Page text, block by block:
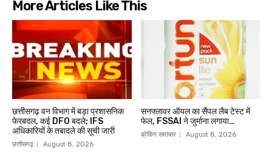
More Articles Like This
छत्तीसगढ़ वन विभाग में बड़ा प्रशासनिक
फेरबदल, कई DFO बदले; IFS
अधिकारियों के तबादले की सूची जारी
छत्तीसगढ़ August 8, 2026
सनफ्लावर ऑयल का सैंपल लैब टेस्ट में
फेल, FSSAI ने जुर्माना लगाया…
ब्रेकिंग समाचार August 8, 2026